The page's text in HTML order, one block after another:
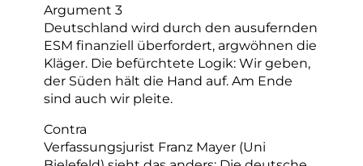
Argument 3
Deutschland wird durch den ausufernden
ESM finanziell überfordert, argwöhnen die
Kläger. Die befürchtete Logik: Wir geben,
der Süden hält die Hand auf. Am Ende
sind auch wir pleite.
Contra
Verfassungsjurist Franz Mayer (Uni